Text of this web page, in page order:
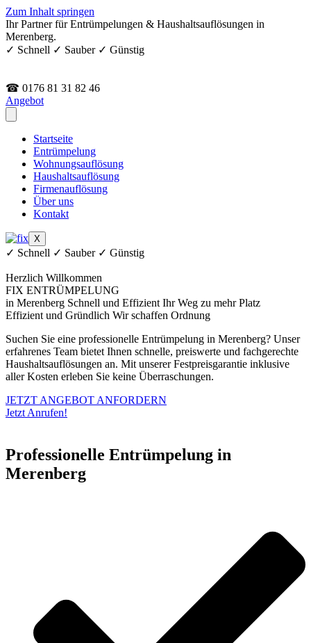
Zum Inhalt springen
Ihr Partner für Entrümpelungen & Haushaltsauflösungen in
Merenberg.
✓ Schnell ✓ Sauber ✓ Günstig
☎ 0176 81 31 82 46
Angebot
Startseite
Entrümpelung
Wohnungsauflösung
Haushaltsauflösung
Firmenauflösung
Über uns
Kontakt
X
✓ Schnell ✓ Sauber ✓ Günstig
Herzlich Willkommen
FIX ENTRÜMPELUNG
in Merenberg Schnell und Effizient Ihr Weg zu mehr Platz
Effizient und Gründlich Wir schaffen Ordnung
Suchen Sie eine professionelle Entrümpelung in Merenberg? Unser
erfahrenes Team bietet Ihnen schnelle, preiswerte und fachgerechte
Haushaltsauflösungen an. Mit unserer Festpreisgarantie inklusive
aller Kosten erleben Sie keine Überraschungen.
JETZT ANGEBOT ANFORDERN
Jetzt Anrufen!
Professionelle Entrümpelung in
Merenberg